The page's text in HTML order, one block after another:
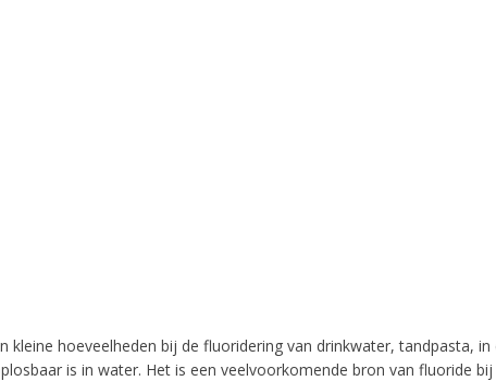
hoeveelheden bij de fluoridering van drinkwater, tandpasta,
is in water. Het is een veelvoorkomende bron van fluoride